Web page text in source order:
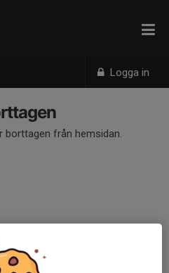
Logga in
borttagen från hemsidan.